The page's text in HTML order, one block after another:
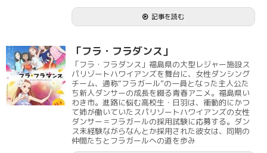
記事を読む
「フラ・フラダンス」
「フラ・フラダンス」福島県の大型レジャー施設ス
パリゾートハワイアンズを舞台に、女性ダンシング
チーム、通称“フラガール”の一員となった主人公た
ち新人ダンサーの成長を綴る青春アニメ。福島県い
わき市。進路に悩む高校生・日羽は、衝動的にかつ
て姉が働いていたスパリゾートハワイアンズの女性
ダンサー＝フラガールの採用試験に応募する。ダン
ス未経験ながらなんとか採用された彼女は、同期の
仲間たちとフラガールへの道を歩み